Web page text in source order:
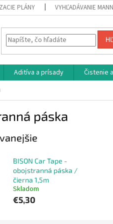
PLÁNY VYHĽADÁVANIE
Aditíva a prísady Čistenie
páska
BISON Car Tape -
obojstranná páska /
čierna 1,5m
Skladom
€5,30